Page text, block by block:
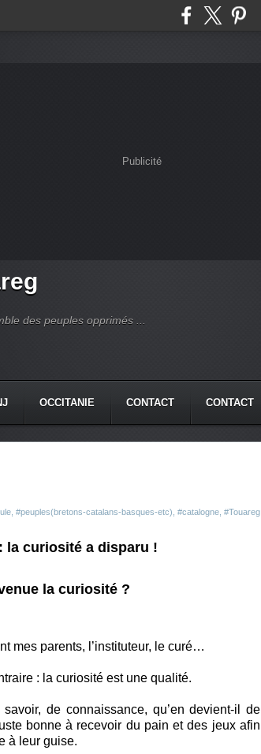
Publicité
des peuples opprimés ...
OCCITANIE CONTACT CONTACT
#peuples(bretons-catalans-basques-etc) #catalogne #Touareg
la curiosité a disparu !
la curiosité ?
mes parents, l’instituteur, le curé…
: la curiosité est une qualité.
de connaissance, qu’en devient-il de
bonne à recevoir du pain et des jeux afin
à leur guise.